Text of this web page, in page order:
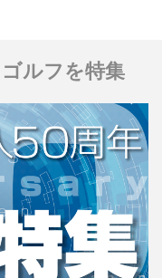
ルフを特集